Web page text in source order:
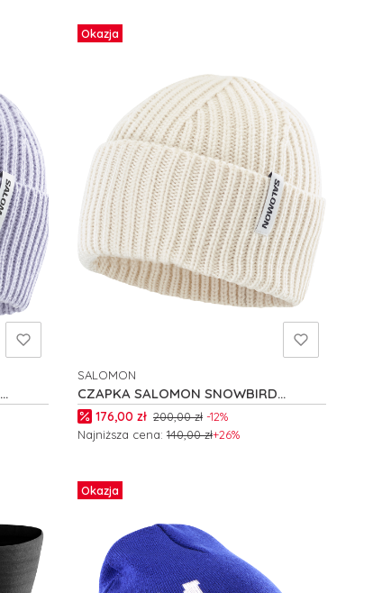
Okazja
CZAPKA SALOMON SNOWBIRD
C26296
PRODUCENT
SALOMON
Cena promocyjna
176,00 zł 200,00 zł -12%
Najniższa cena: 140,00 zł+26%
Okazja